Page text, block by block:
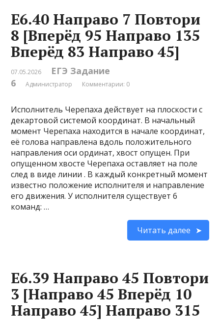
Е6.40 Направо 7 Повтори
8 [Вперёд 95 Направо 135
Вперёд 83 Направо 45]
07.05.2026
ЕГЭ Задание
6
Администратор Комментарии: 0
Исполнитель Черепаха действует на плоскости с
декартовой системой координат. В начальный
момент Черепаха находится в начале координат,
её голова направлена вдоль положительного
направления оси ординат, хвост опущен. При
опущенном хвосте Черепаха оставляет на поле
след в виде линии . В каждый конкретный момент
известно положение исполнителя и направление
его движения. У исполнителя существует 6
команд: …
Читать далее
Е6.39 Направо 45 Повтори
3 [Направо 45 Вперёд 10
Направо 45] Направо 315